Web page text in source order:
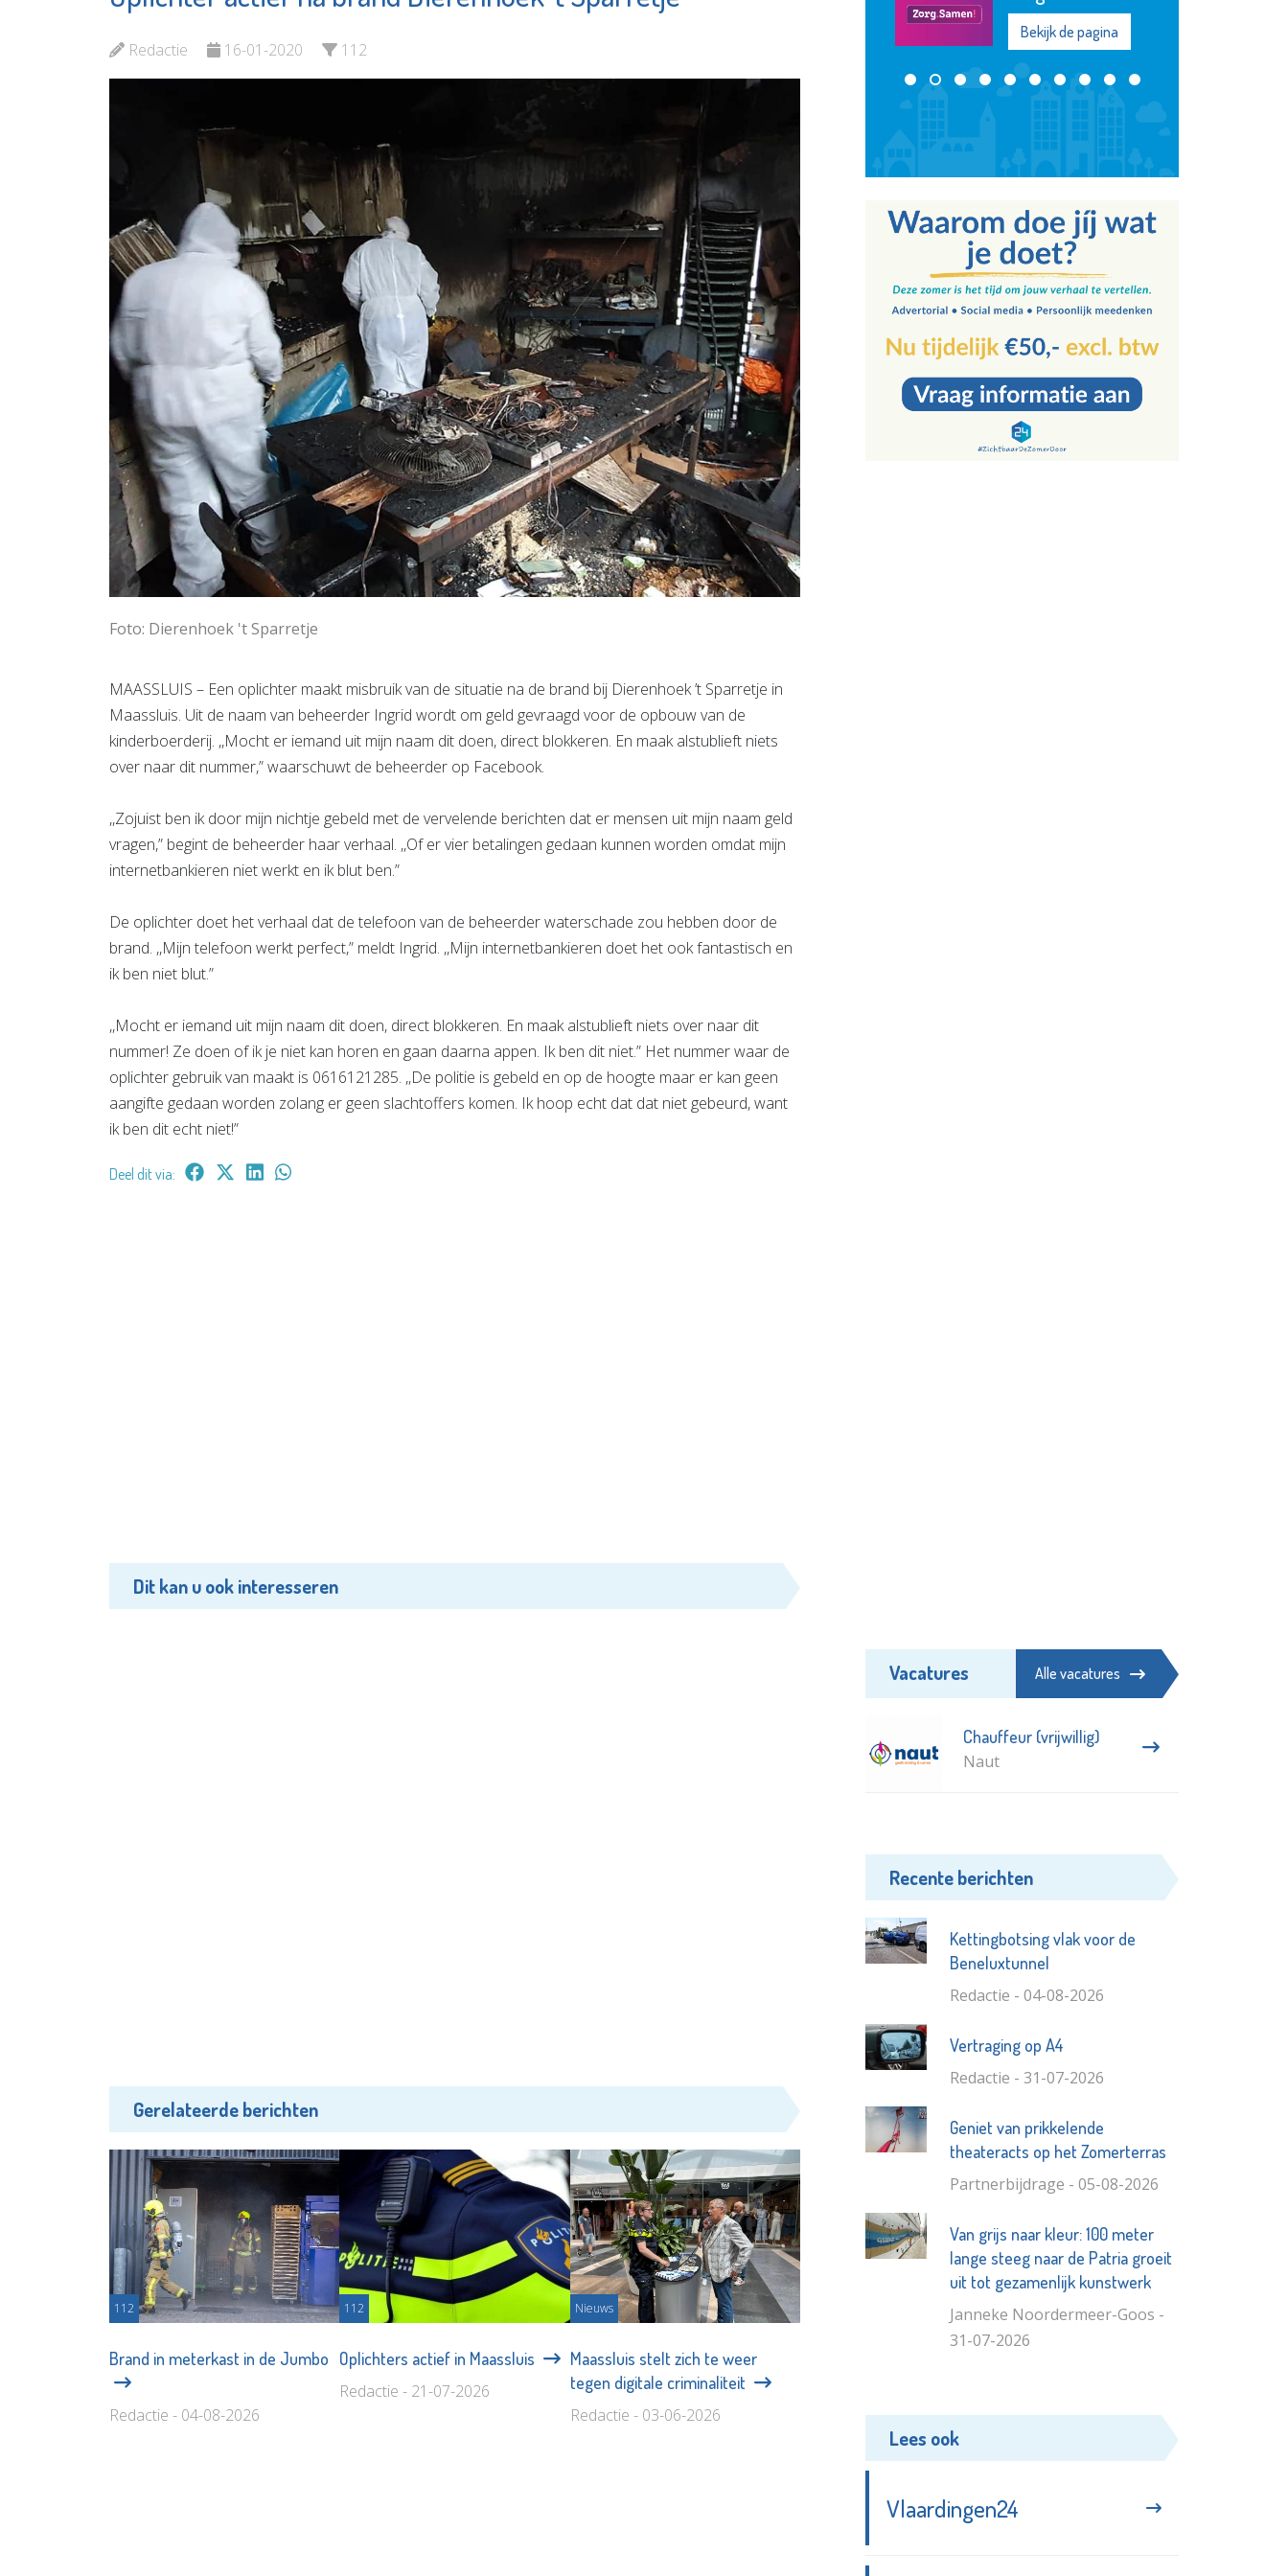
Redactie 16-01-2020 112
Foto: Dierenhoek 't Sparretje
MAASSLUIS – Een oplichter maakt misbruik van de situatie na de brand bij Dierenhoek ’t Sparretje in
Maassluis. Uit de naam van beheerder Ingrid wordt om geld gevraagd voor de opbouw van de
kinderboerderij. ,,Mocht er iemand uit mijn naam dit doen, direct blokkeren. En maak alstublieft niets
over naar dit nummer,” waarschuwt de beheerder op Facebook.
,,Zojuist ben ik door mijn nichtje gebeld met de vervelende berichten dat er mensen uit mijn naam geld
vragen,” begint de beheerder haar verhaal. ,,Of er vier betalingen gedaan kunnen worden omdat mijn
internetbankieren niet werkt en ik blut ben.”
De oplichter doet het verhaal dat de telefoon van de beheerder waterschade zou hebben door de
brand. ,,Mijn telefoon werkt perfect,” meldt Ingrid. ,,Mijn internetbankieren doet het ook fantastisch en
ik ben niet blut.”
,,Mocht er iemand uit mijn naam dit doen, direct blokkeren. En maak alstublieft niets over naar dit
nummer! Ze doen of ik je niet kan horen en gaan daarna appen. Ik ben dit niet.” Het nummer waar de
oplichter gebruik van maakt is 0616121285. ,,De politie is gebeld en op de hoogte maar er kan geen
aangifte gedaan worden zolang er geen slachtoffers komen. Ik hoop echt dat dat niet gebeurd, want
ik ben dit echt niet!”
Deel dit via:
Dit kan u ook interesseren
Gerelateerde berichten
112
Brand in meterkast in de Jumbo
Redactie - 04-08-2026
112
Oplichters actief in Maassluis
Redactie - 21-07-2026
Nieuws
Maassluis stelt zich te weer
tegen digitale criminaliteit
Redactie - 03-06-2026
Vlaardingen e.o.
Bekijk de pagina
Maassluis
Vacatures Alle vacatures
Chauffeur (vrijwillig)
Naut
Recente berichten
Kettingbotsing vlak voor de
Beneluxtunnel
Redactie - 04-08-2026
Vertraging op A4
Redactie - 31-07-2026
Geniet van prikkelende
theateracts op het Zomerterras
Partnerbijdrage - 05-08-2026
Van grijs naar kleur: 100 meter
lange steeg naar de Patria groeit
uit tot gezamenlijk kunstwerk
Janneke Noordermeer-Goos -
31-07-2026
Lees ook
Vlaardingen24